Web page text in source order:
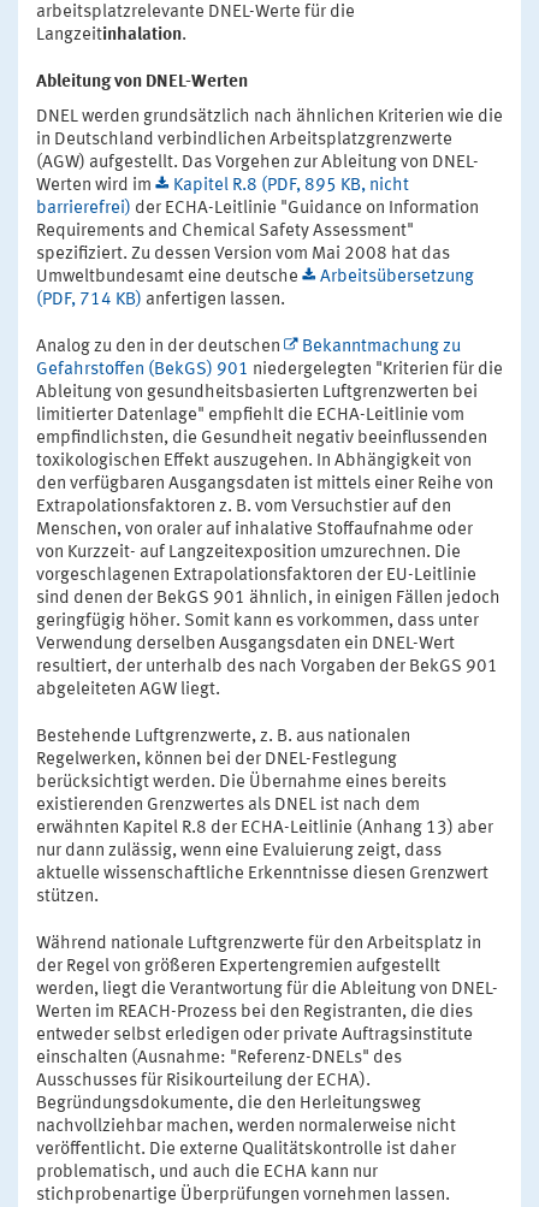
arbeitsplatzrelevante DNEL-Werte für die
Langzeitinhalation.
Ableitung von DNEL-Werten
DNEL werden grundsätzlich nach ähnlichen Kriterien wie die
in Deutschland verbindlichen Arbeitsplatzgrenzwerte
(AGW) aufgestellt. Das Vorgehen zur Ableitung von DNEL-
Werten wird im
Kapitel R.8 (PDF, 895 KB, nicht
barrierefrei) der ECHA-Leitlinie "Guidance on Information
Requirements and Chemical Safety Assessment"
spezifiziert. Zu dessen Version vom Mai 2008 hat das
Umweltbundesamt eine deutsche
Arbeitsübersetzung
(PDF, 714 KB) anfertigen lassen.
Analog zu den in der deutschen
Bekanntmachung zu
Gefahrstoffen (BekGS) 901 niedergelegten "Kriterien für die
Ableitung von gesundheitsbasierten Luftgrenzwerten bei
limitierter Datenlage" empfiehlt die ECHA-Leitlinie vom
empfindlichsten, die Gesundheit negativ beeinflussenden
toxikologischen Effekt auszugehen. In Abhängigkeit von
den verfügbaren Ausgangsdaten ist mittels einer Reihe von
Extrapolationsfaktoren z. B. vom Versuchstier auf den
Menschen, von oraler auf inhalative Stoffaufnahme oder
von Kurzzeit- auf Langzeitexposition umzurechnen. Die
vorgeschlagenen Extrapolationsfaktoren der EU-Leitlinie
sind denen der BekGS 901 ähnlich, in einigen Fällen jedoch
geringfügig höher. Somit kann es vorkommen, dass unter
Verwendung derselben Ausgangsdaten ein DNEL-Wert
resultiert, der unterhalb des nach Vorgaben der BekGS 901
abgeleiteten AGW liegt.
Bestehende Luftgrenzwerte, z. B. aus nationalen
Regelwerken, können bei der DNEL-Festlegung
berücksichtigt werden. Die Übernahme eines bereits
existierenden Grenzwertes als DNEL ist nach dem
erwähnten Kapitel R.8 der ECHA-Leitlinie (Anhang 13) aber
nur dann zulässig, wenn eine Evaluierung zeigt, dass
aktuelle wissenschaftliche Erkenntnisse diesen Grenzwert
stützen.
Während nationale Luftgrenzwerte für den Arbeitsplatz in
der Regel von größeren Expertengremien aufgestellt
werden, liegt die Verantwortung für die Ableitung von DNEL-
Werten im REACH-Prozess bei den Registranten, die dies
entweder selbst erledigen oder private Auftragsinstitute
einschalten (Ausnahme: "Referenz-DNELs" des
Ausschusses für Risikourteilung der ECHA).
Begründungsdokumente, die den Herleitungsweg
nachvollziehbar machen, werden normalerweise nicht
veröffentlicht. Die externe Qualitätskontrolle ist daher
problematisch, und auch die ECHA kann nur
stichprobenartige Überprüfungen vornehmen lassen.